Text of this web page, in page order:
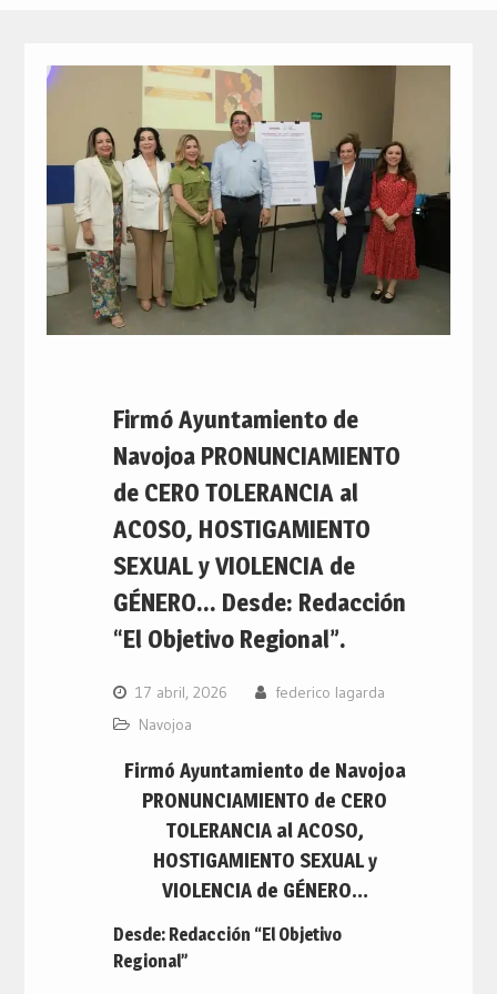
Firmó Ayuntamiento de
Navojoa PRONUNCIAMIENTO
de CERO TOLERANCIA al
ACOSO, HOSTIGAMIENTO
SEXUAL y VIOLENCIA de
GÉNERO… Desde: Redacción
“El Objetivo Regional”.
17 abril, 2026
federico lagarda
Navojoa
Firmó Ayuntamiento de Navojoa
PRONUNCIAMIENTO de CERO
TOLERANCIA al ACOSO,
HOSTIGAMIENTO SEXUAL y
VIOLENCIA de GÉNERO…
Desde: Redacción “El Objetivo
Regional”